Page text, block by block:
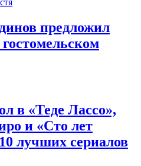
предложил
в «Теде Лассо»,
и «Сто лет
лучших сериалов